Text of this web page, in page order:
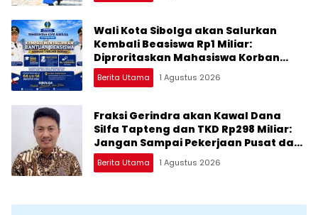
Wali Kota Sibolga akan Salurkan
Kembali Beasiswa Rp1 Miliar:
Diproritaskan Mahasiswa Korban
Bencana
Berita Utama 1 Agustus 2026
Fraksi Gerindra akan Kawal Dana
Silfa Tapteng dan TKD Rp298 Miliar:
Jangan Sampai Pekerjaan Pusat dan
Provinsi Diklaim Kerjaan Tapteng
Berita Utama 1 Agustus 2026